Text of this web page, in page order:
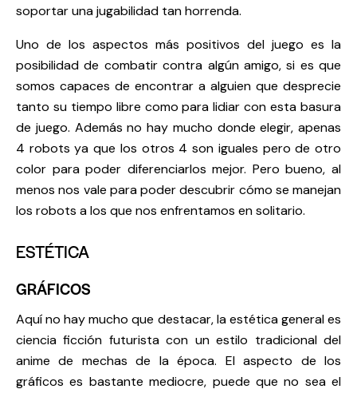
soportar una jugabilidad tan horrenda.
Uno de los aspectos más positivos del juego es la
posibilidad de combatir contra algún amigo, si es que
somos capaces de encontrar a alguien que desprecie
tanto su tiempo libre como para lidiar con esta basura
de juego. Además no hay mucho donde elegir, apenas
4 robots ya que los otros 4 son iguales pero de otro
color para poder diferenciarlos mejor. Pero bueno, al
menos nos vale para poder descubrir cómo se manejan
los robots a los que nos enfrentamos en solitario.
ESTÉTICA
GRÁFICOS
Aquí no hay mucho que destacar, la estética general es
ciencia ficción futurista con un estilo tradicional del
anime de mechas de la época. El aspecto de los
gráficos es bastante mediocre, puede que no sea el